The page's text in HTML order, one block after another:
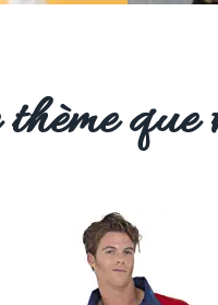
que